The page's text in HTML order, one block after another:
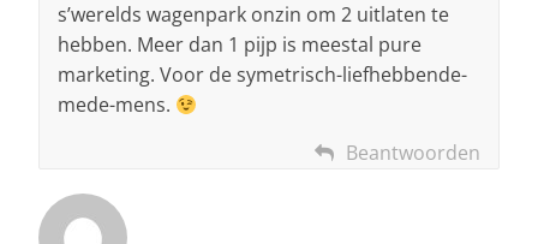
s’werelds wagenpark onzin om 2 uitlaten te
hebben. Meer dan 1 pijp is meestal pure
marketing. Voor de symetrisch-liefhebbende-
mede-mens.
Beantwoorden